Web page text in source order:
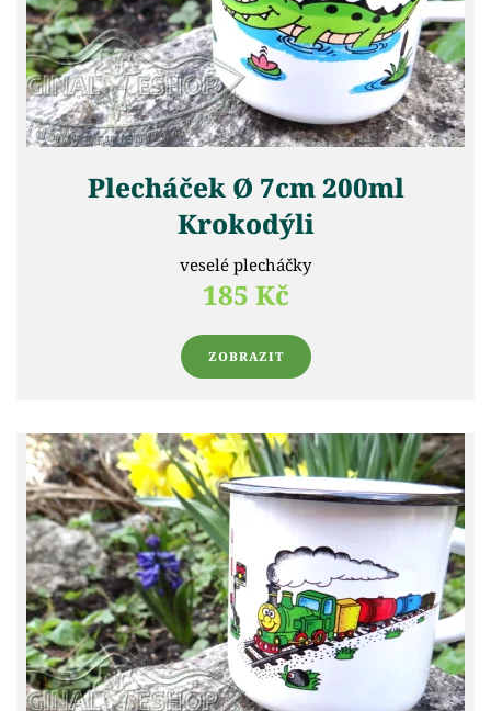
Plecháček Ø 7cm 200ml
Krokodýli
veselé plecháčky
185 Kč
ZOBRAZIT